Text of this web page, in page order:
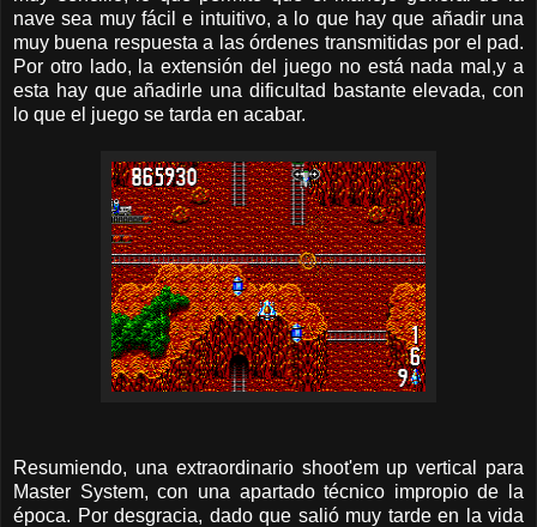
nave sea muy fácil e intuitivo, a lo que hay que añadir una
muy buena respuesta a las órdenes transmitidas por el pad.
Por otro lado, la extensión del juego no está nada mal,y a
esta hay que añadirle una dificultad bastante elevada, con
lo que el juego se tarda en acabar.
Resumiendo, una extraordinario shoot'em up vertical para
Master System, con una apartado técnico impropio de la
época. Por desgracia, dado que salió muy tarde en la vida